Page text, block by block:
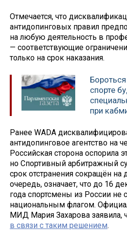
Отмечается, что
антидопинговых правил
на любую деятельность в
— соответствующие
только на срок наказания.
спорте
при
Ранее WADA
антидопинговое агентство на
Российская сторона оспорила
но Спортивный арбитражный
срок отстранения сокращён на
очередь, означает, что до 16
года спортсмены из России не
национальным флагом.
МИД Мария Захарова заявила,
в связи с таким решением.